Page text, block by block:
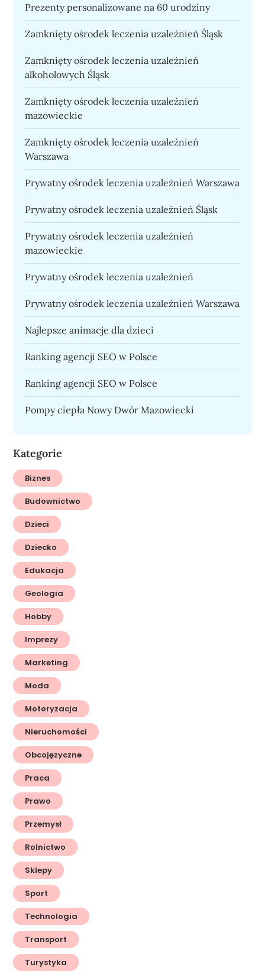
Prezenty personalizowane na 60 urodziny
Zamknięty ośrodek leczenia uzależnień Śląsk
Zamknięty ośrodek leczenia uzależnień
alkoholowych Śląsk
Zamknięty ośrodek leczenia uzależnień
mazowieckie
Zamknięty ośrodek leczenia uzależnień
Warszawa
Prywatny ośrodek leczenia uzależnień Warszawa
Prywatny ośrodek leczenia uzależnień Śląsk
Prywatny ośrodek leczenia uzależnień
mazowieckie
Prywatny ośrodek leczenia uzależnień
Prywatny ośrodek leczenia uzależnień Warszawa
Najlepsze animacje dla dzieci
Ranking agencji SEO w Polsce
Ranking agencji SEO w Polsce
Pompy ciepła Nowy Dwór Mazowiecki
Kategorie
Biznes
Budownictwo
Dzieci
Dziecko
Edukacja
Geologia
Hobby
Imprezy
Marketing
Moda
Motoryzacja
Nieruchomości
Obcojęzyczne
Praca
Prawo
Przemysł
Rolnictwo
Sklepy
Sport
Technologia
Transport
Turystyka